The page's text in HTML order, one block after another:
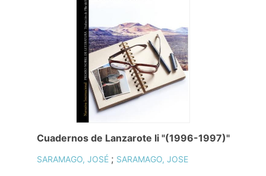
Cuadernos de Lanzarote Ii "(1996-1997)"
SARAMAGO, JOSÉ ; SARAMAGO, JOSE